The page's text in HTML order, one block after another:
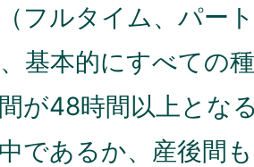
フルタイム、パー
基本的にすべての
が48時間以上とな
であるか、産後間